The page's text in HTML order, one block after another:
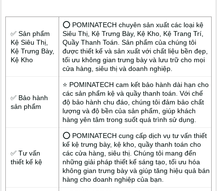
✅ Sản phẩm
Kệ Siêu Thị,
Kệ Trưng Bày,
Kệ Kho
⭕ POMINATECH chuyên sản xuất các loại kệ
Siêu Thị, Kệ Trưng Bày, Kệ Kho, Kệ Trang Trí,
Quầy Thanh Toán. Sản phẩm của chúng tôi
được thiết kế và sản xuất với chất liệu bền đẹp,
tối ưu không gian trưng bày và lưu trữ cho mọi
cửa hàng, siêu thị và doanh nghiệp.
✅ Bảo hành
sản phẩm
⭐ POMINATECH cam kết bảo hành dài hạn cho
các sản phẩm kệ và quầy thanh toán. Với chế
độ bảo hành chu đáo, chúng tôi đảm bảo chất
lượng và độ bền của sản phẩm, giúp khách
hàng yên tâm trong suốt quá trình sử dụng.
✅ Tư vấn
thiết kế kệ
⭕ POMINATECH cung cấp dịch vụ tư vấn thiết
kế kệ trưng bày, kệ kho, quầy thanh toán cho
các cửa hàng, siêu thị. Chúng tôi mang đến
những giải pháp thiết kế sáng tạo, tối ưu hóa
không gian trưng bày và giúp tăng hiệu quả bán
hàng cho doanh nghiệp của bạn.